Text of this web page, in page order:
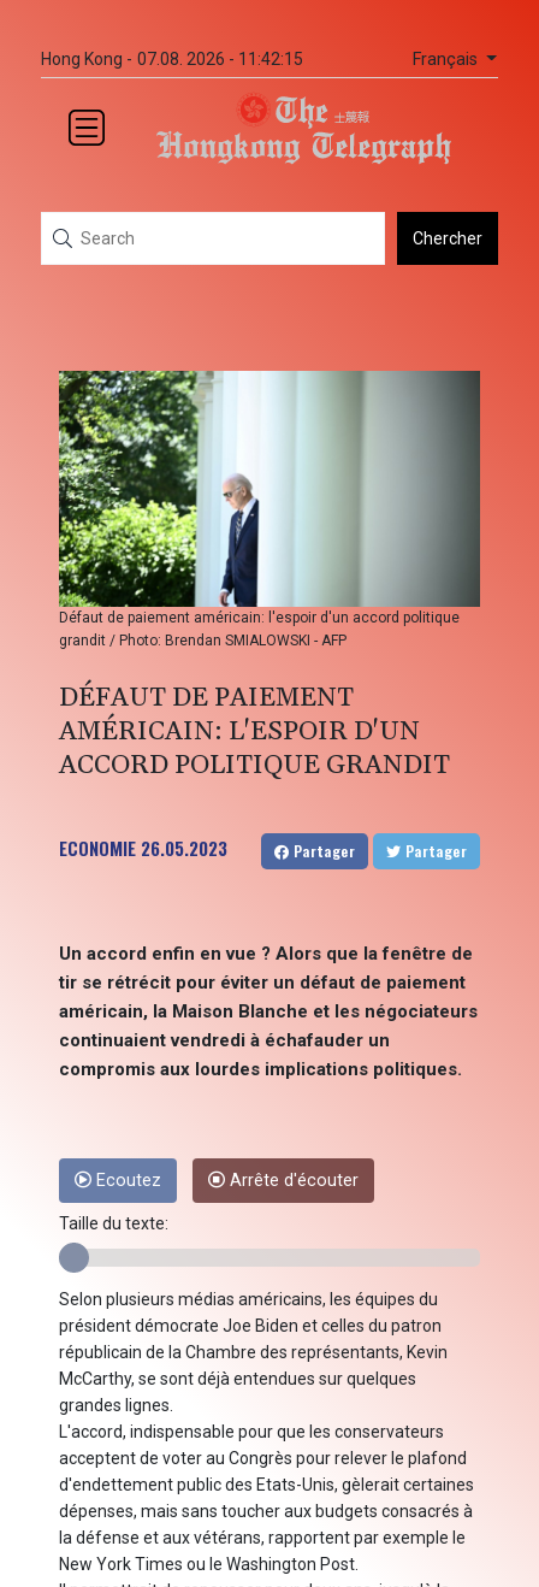
Hong Kong - 07.08. 2026 - 11:42:15 Français
Chercher
Défaut de paiement américain: l'espoir d'un accord politique
grandit / Photo: Brendan SMIALOWSKI - AFP
DÉFAUT DE PAIEMENT
AMÉRICAIN: L'ESPOIR D'UN
ACCORD POLITIQUE GRANDIT
ECONOMIE 26.05.2023 Partager Partager
Un accord enfin en vue ? Alors que la fenêtre de
tir se rétrécit pour éviter un défaut de paiement
américain, la Maison Blanche et les négociateurs
continuaient vendredi à échafauder un
compromis aux lourdes implications politiques.
Ecoutez Arrête d'écouter
Taille du texte:
Selon plusieurs médias américains, les équipes du
président démocrate Joe Biden et celles du patron
républicain de la Chambre des représentants, Kevin
McCarthy, se sont déjà entendues sur quelques
grandes lignes.
L'accord, indispensable pour que les conservateurs
acceptent de voter au Congrès pour relever le plafond
d'endettement public des Etats-Unis, gèlerait certaines
dépenses, mais sans toucher aux budgets consacrés à
la défense et aux vétérans, rapportent par exemple le
New York Times ou le Washington Post.